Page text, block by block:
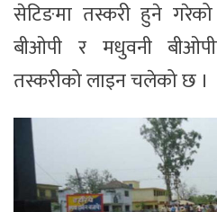
सेटिङमा तस्करी हुने
बीओपी र मधुवनी
तस्करीको लाइन चलेको छ ।